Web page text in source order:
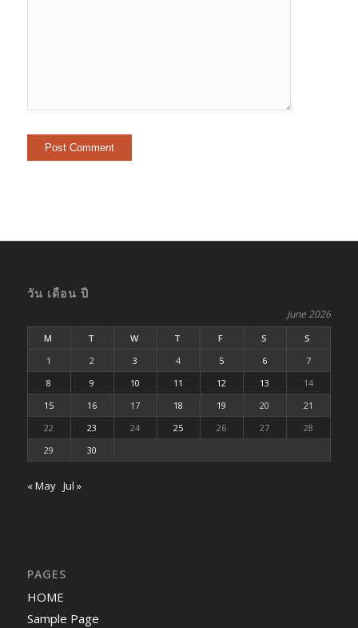
วัน เดือน ปี
June 2026
M T W T F S
S
1
2 3 4 5 6
7
8
9 10 11 12 13
14
15
16 17 18 19 20
21
22
23 24 25 26 27
28
29
30
« May Jul »
PAGES
HOME
Sample Page